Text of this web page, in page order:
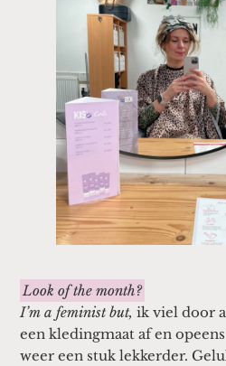
Look of the month?
I’m a feminist but, ik viel door
een kledingmaat af en
weer een stuk lekkerder.